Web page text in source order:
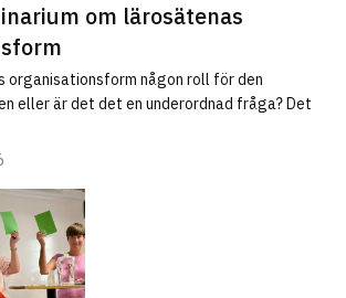
om lärosätenas
organisationsform någon roll för den
eller är det det en underordnad fråga? Det